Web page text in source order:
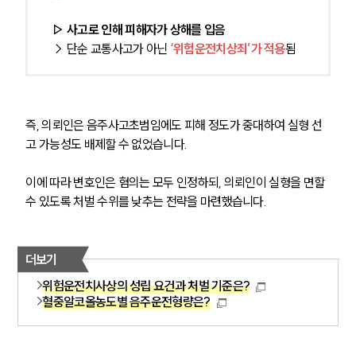
▷ 사고로 인해 피해자가 상해를 입음
→ 단순 교통사고가 아닌 ‘위험운전치상죄’가 적용됨
즉, 의뢰인은 음주사고초범임에도 피해 정도가 중대하여 실형 선
고 가능성도 배제할 수 없었습니다.
이에 따라 변호인은 혐의는 모두 인정하되, 의뢰인이 실형을 면할
수 있도록 처벌 수위를 낮추는 전략을 마련했습니다.
더보기
위험운전치사상의 성립 요건과 처벌 기준은?
혈중알코올농도별 음주운전형량은?